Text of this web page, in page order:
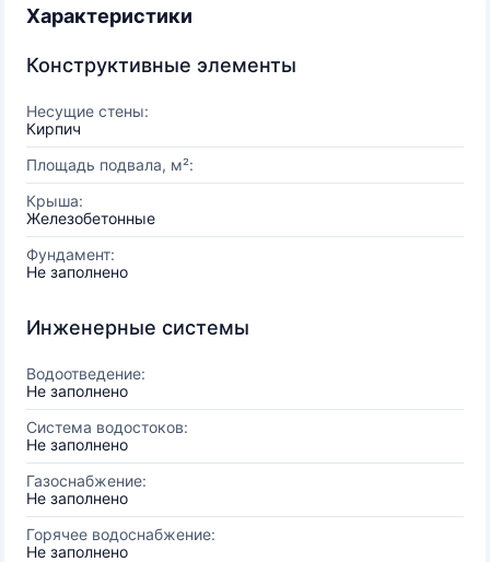
Характеристики
Конструктивные элементы
Несущие стены:
Кирпич
Площадь подвала, м²:
Крыша:
Железобетонные
Фундамент:
Не заполнено
Инженерные системы
Водоотведение:
Не заполнено
Система водостоков:
Не заполнено
Газоснабжение:
Не заполнено
Горячее водоснабжение:
Не заполнено